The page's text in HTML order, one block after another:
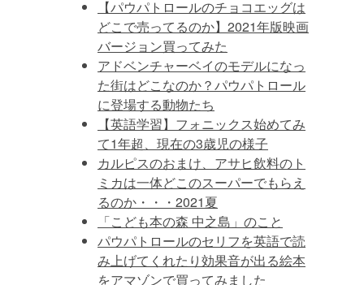
【パウパトロールのチョコエッグは
どこで売ってるのか】2021年版映画
バージョン買ってみた
アドベンチャーベイのモデルになっ
た街はどこなのか？パウパトロール
に登場する動物たち
【英語学習】フォニックス始めてみ
て1年超、現在の3歳児の様子
カルピスのおまけ、アサヒ飲料のト
ミカは一体どこのスーパーでもらえ
るのか・・・2021夏
「こども本の森 中之島」のこと
パウパトロールのセリフを英語で読
み上げてくれたり効果音が出る絵本
をアマゾンで買ってみました